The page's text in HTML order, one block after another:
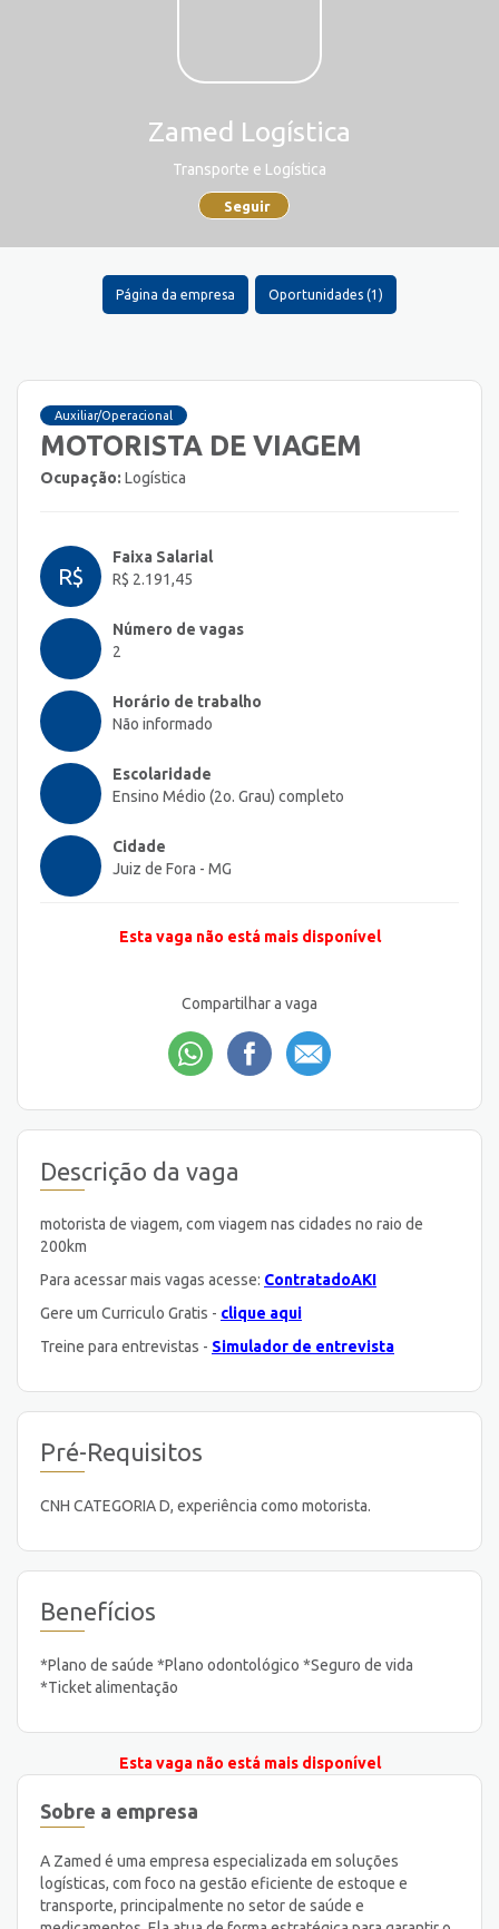
Zamed Logística
Transporte e Logística
Seguir
Página da empresa Oportunidades (1)
Auxiliar/Operacional
MOTORISTA DE VIAGEM
Ocupação: Logística
R$
Faixa Salarial
R$ 2.191,45
Número de vagas
2
Horário de trabalho
Não informado
Escolaridade
Ensino Médio (2o. Grau) completo
Cidade
Juiz de Fora - MG
Esta vaga não está mais disponível
Compartilhar a vaga
Descrição da vaga
motorista de viagem, com viagem nas cidades no raio de
200km
Para acessar mais vagas acesse: ContratadoAKI
Gere um Curriculo Gratis - clique aqui
Treine para entrevistas - Simulador de entrevista
Pré-Requisitos
CNH CATEGORIA D, experiência como motorista.
Benefícios
*Plano de saúde *Plano odontológico *Seguro de vida
*Ticket alimentação
Esta vaga não está mais disponível
Sobre a empresa
A Zamed é uma empresa especializada em soluções
logísticas, com foco na gestão eficiente de estoque e
transporte, principalmente no setor de saúde e